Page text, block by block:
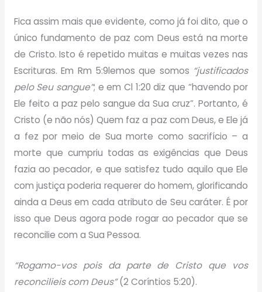
Fica assim mais que evidente, como já foi dito, que o
único fundamento de paz com Deus está na morte
de Cristo. Isto é repetido muitas e muitas vezes nas
Escrituras. Em Rm 5:9lemos que somos “justificados
pelo Seu sangue”; e em Cl 1:20 diz que “havendo por
Ele feito a paz pelo sangue da Sua cruz”. Portanto, é
Cristo (e não nós) Quem faz a paz com Deus, e Ele já
a fez por meio de Sua morte como sacrifício – a
morte que cumpriu todas as exigências que Deus
fazia ao pecador, e que satisfez tudo aquilo que Ele
com justiça poderia requerer do homem, glorificando
ainda a Deus em cada atributo de Seu caráter. É por
isso que Deus agora pode rogar ao pecador que se
reconcilie com a Sua Pessoa.
“Rogamo-vos pois da parte de Cristo que vos
reconcilieis com Deus”(2 Coríntios 5:20).